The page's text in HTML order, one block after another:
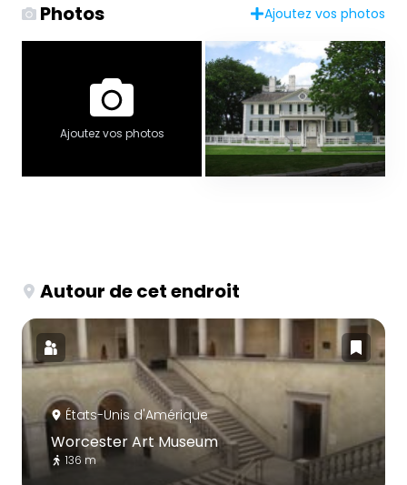
Photos Ajoutez vos photos
Ajoutez vos photos
Autour de cet endroit
États-Unis d'Amérique
Worcester Art Museum
136 m